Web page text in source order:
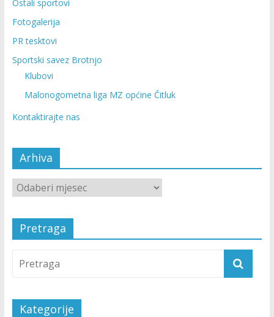
Ostali sportovi
Fotogalerija
PR tesktovi
Sportski savez Brotnjo
Klubovi
Malonogometna liga MZ općine Čitluk
Kontaktirajte nas
Arhiva
Pretraga
Kategorije